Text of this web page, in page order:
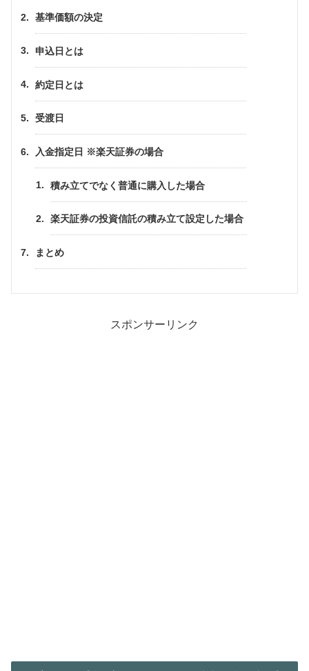
基準価額の決定
申込日とは
約定日とは
受渡日
入金指定日 ※楽天証券の場合
積み立てでなく普通に購入した場合
楽天証券の投資信託の積み立て設定した場合
まとめ
スポンサーリンク